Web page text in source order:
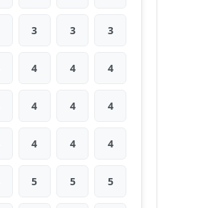
3 3 3
4 4 4
4 4 4
4 4 4
5 5 5